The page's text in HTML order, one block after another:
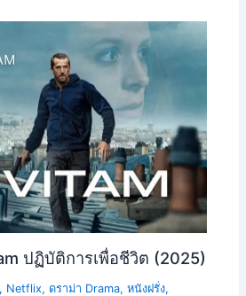
ปฏิบัติการเพื่อชีวิต (2025)
, Netflix,ดราม่า Drama,หนังฝรั่ง,